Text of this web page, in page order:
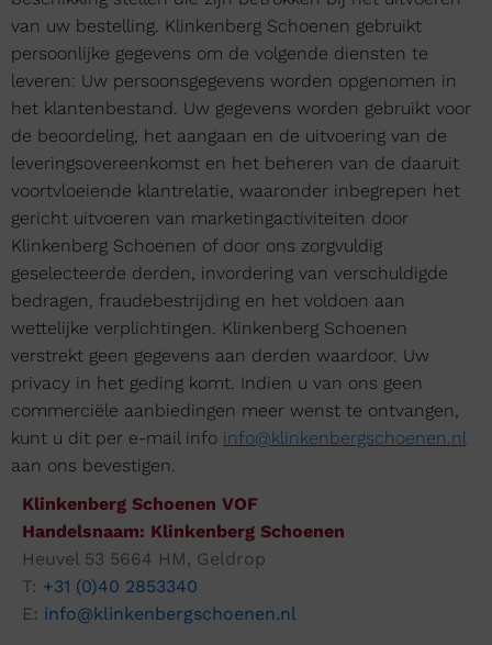
van uw bestelling. Klinkenberg Schoenen gebruikt
persoonlijke gegevens om de volgende diensten te
leveren: Uw persoonsgegevens worden opgenomen in
het klantenbestand. Uw gegevens worden gebruikt voor
de beoordeling, het aangaan en de uitvoering van de
leveringsovereenkomst en het beheren van de daaruit
voortvloeiende klantrelatie, waaronder inbegrepen het
gericht uitvoeren van marketingactiviteiten door
Klinkenberg Schoenen of door ons zorgvuldig
geselecteerde derden, invordering van verschuldigde
bedragen, fraudebestrijding en het voldoen aan
wettelijke verplichtingen. Klinkenberg Schoenen
verstrekt geen gegevens aan derden waardoor. Uw
privacy in het geding komt. Indien u van ons geen
commerciële aanbiedingen meer wenst te ontvangen,
kunt u dit per e-mail info info@klinkenbergschoenen.nl
aan ons bevestigen.
Klinkenberg Schoenen VOF
Handelsnaam: Klinkenberg Schoenen
Heuvel 53 5664 HM, Geldrop
T: +31 (0)40 2853340
E: info@klinkenbergschoenen.nl